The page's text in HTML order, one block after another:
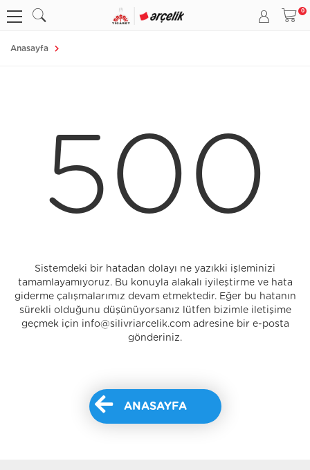
Anasayfa
500
Sistemdeki bir hatadan dolayı ne yazıkki işleminizi
tamamlayamıyoruz. Bu konuyla alakalı iyileştirme ve hata
giderme çalışmalarımız devam etmektedir. Eğer bu hatanın
sürekli olduğunu düşünüyorsanız lütfen bizimle iletişime
geçmek için info@silivriarcelik.com adresine bir e-posta
gönderiniz.
ANASAYFA